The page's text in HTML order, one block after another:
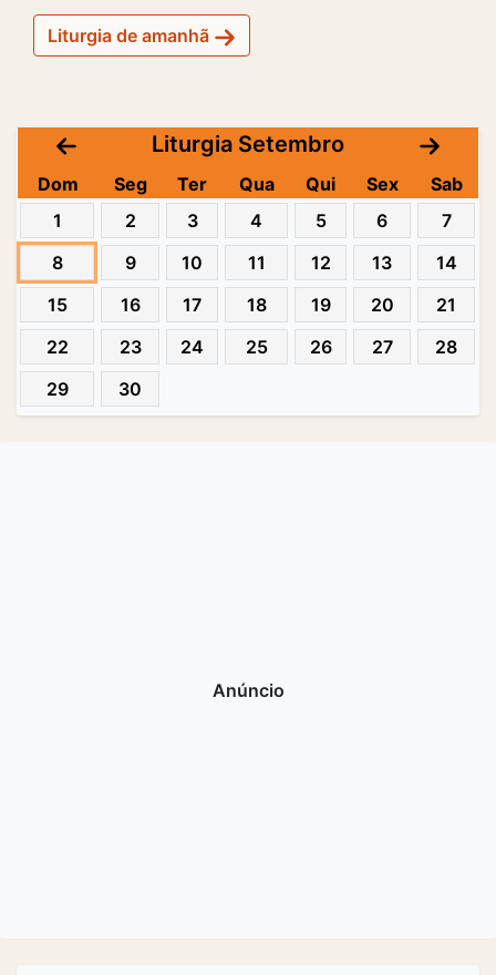
Liturgia de amanhã
Liturgia Setembro
Dom Seg Ter Qua Qui Sex
Sab
1
2 3 4 5 6
7
8
9 10 11 12 13
14
15
16 17 18 19 20
21
22
23 24 25 26 27
28
29
30